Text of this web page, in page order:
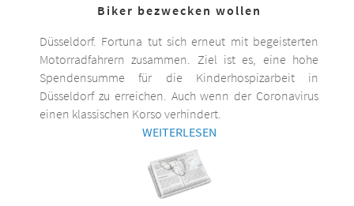
Biker bezwecken wollen
Düsseldorf. Fortuna tut sich erneut mit begeisterten
Motorradfahrern zusammen. Ziel ist es, eine hohe
Spendensumme für die Kinderhospizarbeit in
Düsseldorf zu erreichen. Auch wenn der Coronavirus
einen klassischen Korso verhindert.
WEITERLESEN